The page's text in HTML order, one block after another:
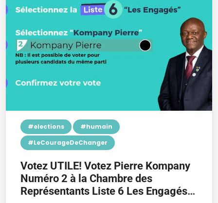
#elections
#humain
#LeCourageDeChanger
Votez UTILE! Votez Pierre Kompany
Numéro 2 à la Chambre des
Représentants Liste 6 Les Engagés